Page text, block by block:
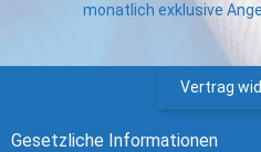
monatlich exklusive
Vertrag
Gesetzliche Informationen